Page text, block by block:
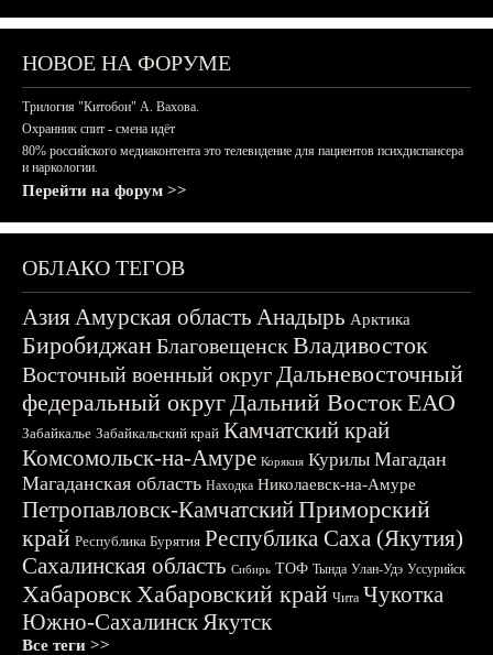
НОВОЕ НА ФОРУМЕ
Трилогия "Китобои" А. Вахова.
Охранник спит - смена идёт
80% российского медиаконтента это телевидение для пациентов психдиспансера
и наркологии.
Перейти на форум >>
ОБЛАКО ТЕГОВ
АзияАмурская область Анадырь Арктика
БиробиджанБлаговещенскВладивосток
Восточный военный округДальневосточный
федеральный округДальний ВостокЕАО
Забайкалье Забайкальский край Камчатский край
Комсомольск-на-Амуре Корякия Курилы Магадан
Магаданская область Находка Николаевск-на-Амуре
Петропавловск-КамчатскийПриморский
край Республика Бурятия Республика Саха (Якутия)
Сахалинская область Сибирь ТОФ Тында Улан-Удэ Уссурийск
ХабаровскХабаровский край Чита Чукотка
Южно-СахалинскЯкутск
Все теги >>